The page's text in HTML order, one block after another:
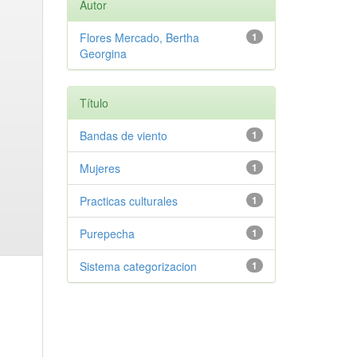
Autor
1
Flores Mercado, Bertha
Georgina
Título
1
Bandas de viento
1
Mujeres
1
Practicas culturales
1
Purepecha
1
Sistema categorizacion